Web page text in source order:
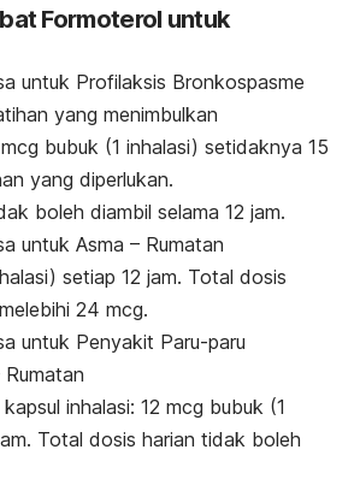
Formoterol untuk
untuk Profilaksis Bronkospasme
yang menimbulkan
bubuk (1 inhalasi) setidaknya 15
yang diperlukan.
boleh diambil selama 12 jam.
untuk Asma – Rumatan
setiap 12 jam. Total dosis
24 mcg.
untuk Penyakit Paru-paru
inhalasi: 12 mcg bubuk (1
Total dosis harian tidak boleh